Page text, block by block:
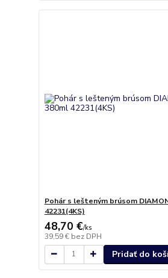
Pohár s lešteným brúsom
42231(4KS)
48,70 €/ks
39,59 € bez DPH
Pridať do